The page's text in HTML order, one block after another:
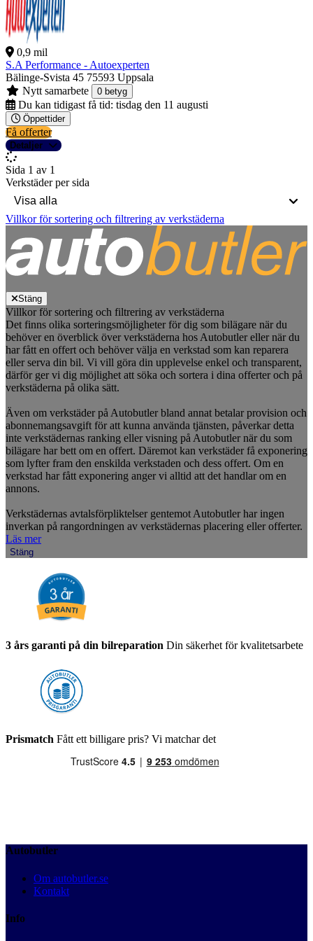
0,9 mil
S.A Performance - Autoexperten
Bälinge-Svista 45 75593 Uppsala
Nytt samarbete
0 betyg
Du kan tidigast få tid: tisdag den 11 augusti
Öppettider
Få offerter
Detaljer
Sida 1 av 1
Verkstäder per sida
Villkor för sortering och filtrering av verkstäderna
Stäng
Villkor för sortering och filtrering av verkstäderna
Det finns olika sorteringsmöjligheter för dig som bilägare när du
behöver en överblick över verkstäderna hos Autobutler eller när du
har fått en offert och behöver välja en verkstad som kan reparera
eller serva din bil. Vi vill göra din upplevelse enkel och transparent,
därför ger vi dig möjlighet att söka och sortera i dina offerter och på
verkstäderna på olika sätt.
Även om verkstäder på Autobutler bland annat betalar provision och
abonnemangsavgift för att kunna använda tjänsten, påverkar detta
inte verkstädernas ranking eller visning på Autobutler när du som
bilägare har bett om en offert. Däremot kan verkstäder få exponering
som lyfter fram den enskilda verkstaden och dess offert. Om en
verkstad har fått exponering anger vi alltid att det handlar om en
annons.
Verkstädernas avtalsförpliktelser gentemot Autobutler har ingen
inverkan på rangordningen av verkstädernas placering eller offerter.
Läs mer
Stäng
3 års garanti på din bilreparation Din säkerhet för kvalitetsarbete
Prismatch Fått ett billigare pris? Vi matchar det
Autobutler
Om autobutler.se
Kontakt
Info